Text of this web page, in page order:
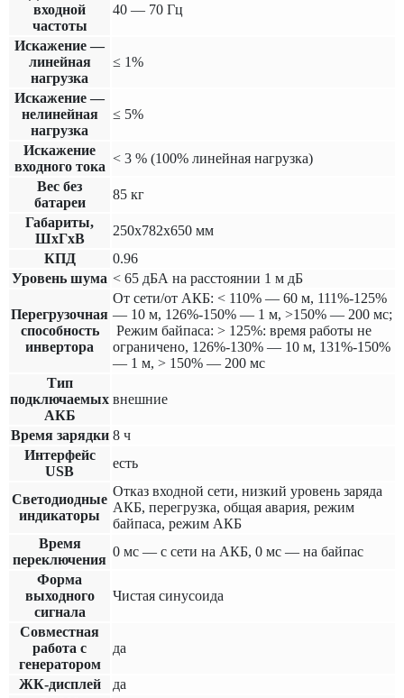
входной
частоты
40 — 70 Гц
Искажение —
линейная
нагрузка
≤ 1%
Искажение —
нелинейная
нагрузка
≤ 5%
Искажение
входного тока
< 3 % (100% линейная нагрузка)
Вес без
батареи
85 кг
Габариты,
ШхГхВ
250х782х650 мм
КПД
0.96
Уровень шума < 65 дБА на расстоянии 1 м дБ
Перегрузочная
способность
инвертора
От сети/от АКБ: < 110% — 60 м, 111%-125%
— 10 м, 126%-150% — 1 м, >150% — 200 мс;
Режим байпаса: > 125%: время работы не
ограничено, 126%-130% — 10 м, 131%-150%
— 1 м, > 150% — 200 мс
Тип
подключаемых
АКБ
внешние
Время зарядки 8 ч
Интерфейс
USB
есть
Светодиодные
индикаторы
Отказ входной сети, низкий уровень заряда
АКБ, перегрузка, общая авария, режим
байпаса, режим АКБ
Время
переключения
0 мс — с сети на АКБ, 0 мс — на байпас
Форма
выходного
сигнала
Чистая синусоида
Совместная
работа с
генератором
да
ЖК-дисплей
да